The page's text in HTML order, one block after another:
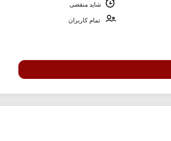
شاید منقضی
تمام کاربران